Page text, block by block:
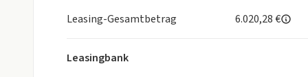
Leasing-Gesamtbetrag
6.020,28 €
Leasingbank